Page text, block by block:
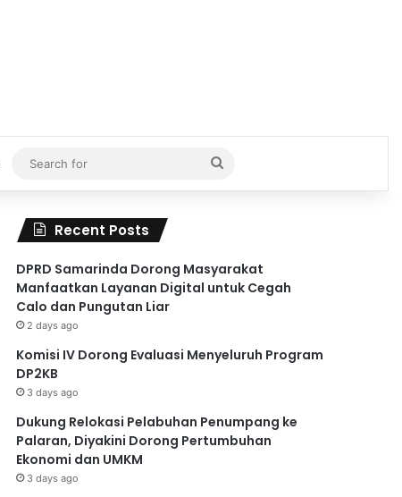
Search
for
Recent Posts
DPRD Samarinda Dorong Masyarakat
Manfaatkan Layanan Digital untuk Cegah
Calo dan Pungutan Liar
2 days ago
Komisi IV Dorong Evaluasi Menyeluruh Program
DP2KB
3 days ago
Dukung Relokasi Pelabuhan Penumpang ke
Palaran, Diyakini Dorong Pertumbuhan
Ekonomi dan UMKM
3 days ago